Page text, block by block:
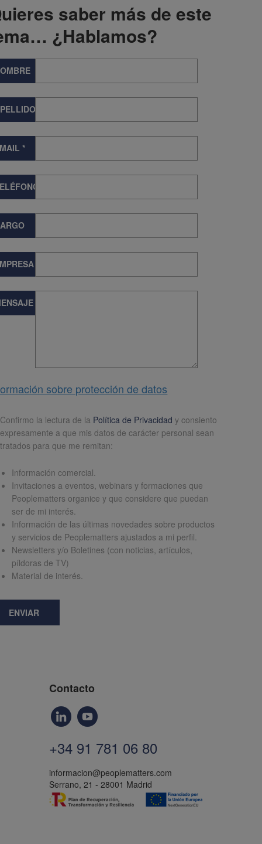
saber más de este
¿Hablamos?
*
sobre protección de datos
Confirmo la lectura de la Política de Privacidad y consiento
expresamente a que mis datos de carácter personal sean
tratados para que me remitan:
Información comercial.
Invitaciones a eventos, webinars y formaciones que
Peoplematters organice y que considere que puedan
ser de mi interés.
Información de las últimas novedades sobre productos
y servicios de Peoplematters ajustados a mi perfil.
Newsletters y/o Boletines (con noticias, artículos,
píldoras de TV)
Material de interés.
ENVIAR
Contacto
+34 91 781 06 80
informacion@peoplematters.com
Serrano, 21 - 28001 Madrid